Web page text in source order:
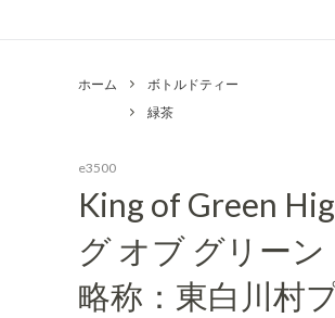
紅茶
ホーム
ボトルドティー
緑茶
e3500
King of Green
グ オブ グリー
略称：東白川村